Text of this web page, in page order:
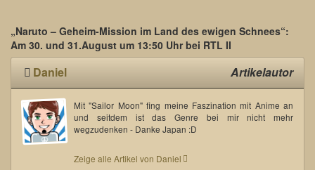
„Naruto – Geheim-Mission im Land des ewigen Schnees“:
Am 30. und 31.August um 13:50 Uhr bei RTL II
Daniel Artikelautor
Mit "Sailor Moon" fing meine Faszination mit Anime an
und seitdem ist das Genre bei mir nicht mehr
wegzudenken - Danke Japan :D
Zeige alle Artikel von Daniel